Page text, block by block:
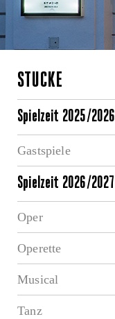
STÜCKE
Spielzeit 2025/2026
Gastspiele
Spielzeit 2026/2027
Oper
Operette
Musical
Tanz